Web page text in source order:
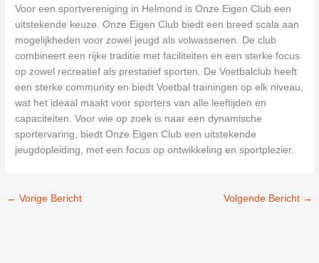
Voor een sportvereniging in Helmond is Onze Eigen Club een
uitstekende keuze. Onze Eigen Club biedt een breed scala aan
mogelijkheden voor zowel jeugd als volwassenen. De club
combineert een rijke traditie met faciliteiten en een sterke focus
op zowel recreatief als prestatief sporten. De Voetbalclub heeft
een sterke community en biedt Voetbal trainingen op elk niveau,
wat het ideaal maakt voor sporters van alle leeftijden en
capaciteiten. Voor wie op zoek is naar een dynamische
sportervaring, biedt Onze Eigen Club een uitstekende
jeugdopleiding, met een focus op ontwikkeling en sportplezier.
← Vorige Bericht Volgende Bericht →